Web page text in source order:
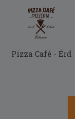
Pizza Café - Érd